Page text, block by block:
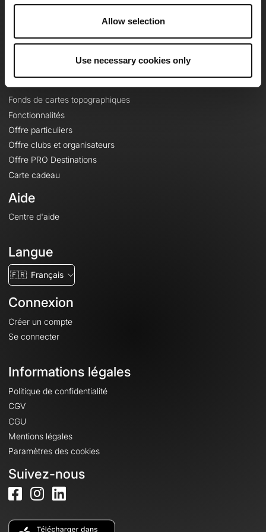
Allow selection
Use necessary cookies only
Contact
Offres
Fonds de cartes topographiques
Fonctionnalités
Offre particuliers
Offre clubs et organisateurs
Offre PRO Destinations
Carte cadeau
Aide
Centre d'aide
Langue
🇫🇷 Français
Connexion
Créer un compte
Se connecter
Informations légales
Politique de confidentialité
CGV
CGU
Mentions légales
Paramètres des cookies
Suivez-nous